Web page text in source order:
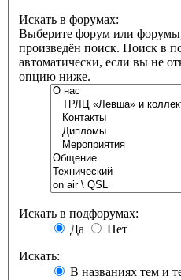
Искать в форумах:
Выберите форум или
произведён поиск. Поиск в
автоматически, если вы не
опцию ниже.
Искать в подфорумах:
Да
Нет
Искать:
В названиях тем и